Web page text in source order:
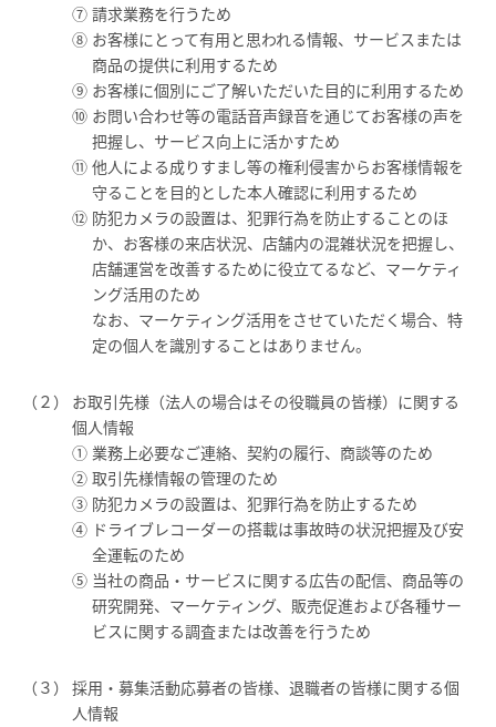
請求業務を行うため
お客様にとって有用と思われる情報、サービスまたは
商品の提供に利用するため
お客様に個別にご了解いただいた目的に利用するため
お問い合わせ等の電話音声録音を通じてお客様の声を
把握し、サービス向上に活かすため
他人による成りすまし等の権利侵害からお客様情報を
守ることを目的とした本人確認に利用するため
防犯カメラの設置は、犯罪行為を防止することのほ
か、お客様の来店状況、店舗内の混雑状況を把握し、
店舗運営を改善するために役立てるなど、マーケティ
ング活用のため
なお、マーケティング活用をさせていただく場合、特
定の個人を識別することはありません。
お取引先様（法人の場合はその役職員の皆様）に関する
個人情報
業務上必要なご連絡、契約の履行、商談等のため
取引先様情報の管理のため
防犯カメラの設置は、犯罪行為を防止するため
ドライブレコーダーの搭載は事故時の状況把握及び安
全運転のため
当社の商品・サービスに関する広告の配信、商品等の
研究開発、マーケティング、販売促進および各種サー
ビスに関する調査または改善を行うため
採用・募集活動応募者の皆様、退職者の皆様に関する個
人情報